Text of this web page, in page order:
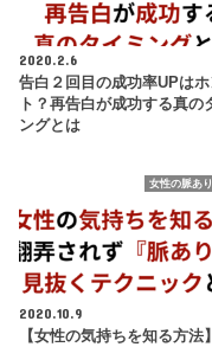
2020.2.6
告白２回目の成功率UPは
ト？再告白が成功する真の
ングとは
女性の脈あ
2020.10.9
【女性の気持ちを知る方法